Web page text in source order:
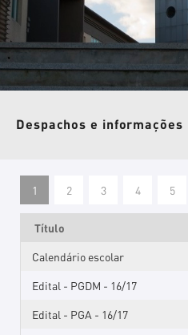
Despachos e
1 2 3 4 5
Título
Calendário escolar
Edital - PGDM - 16/17
Edital - PGA - 16/17